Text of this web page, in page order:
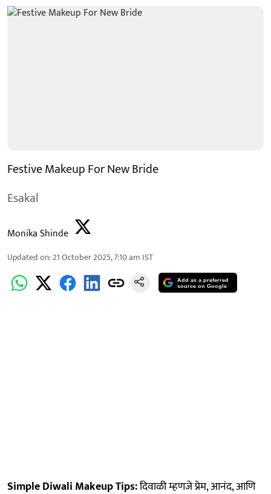
Festive Makeup For New Bride
Esakal
Monika Shinde
Updated on:21 October 2025, 7:10 am IST
Add as a preferred
source on Google
Simple Diwali Makeup Tips:दिवाळी म्हणजे प्रेम, आनंद, आणि